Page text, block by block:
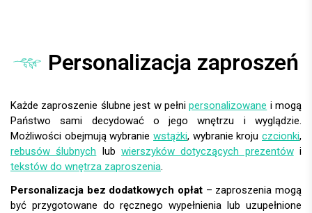
Personalizacja zaproszeń
Każde zaproszenie ślubne jest w pełnipersonalizowane i mogą
Państwo sami decydować o jego wnętrzu i wyglądzie.
Możliwości obejmują wybranie wstążki, wybranie kroju czcionki,
rebusów ślubnych lubwierszyków dotyczących prezentówi
tekstów do wnętrza zaproszenia.
Personalizacja bez dodatkowych opłat – zaproszenia mogą
być przygotowane do ręcznego wypełnienia lub uzupełnione